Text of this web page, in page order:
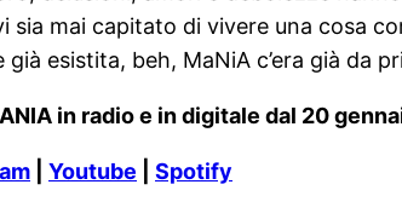
sia mai capitato di vivere una cosa
esistita, beh, MaNiA c’era già da
in radio e in digitale dal 20
Youtube Spotify